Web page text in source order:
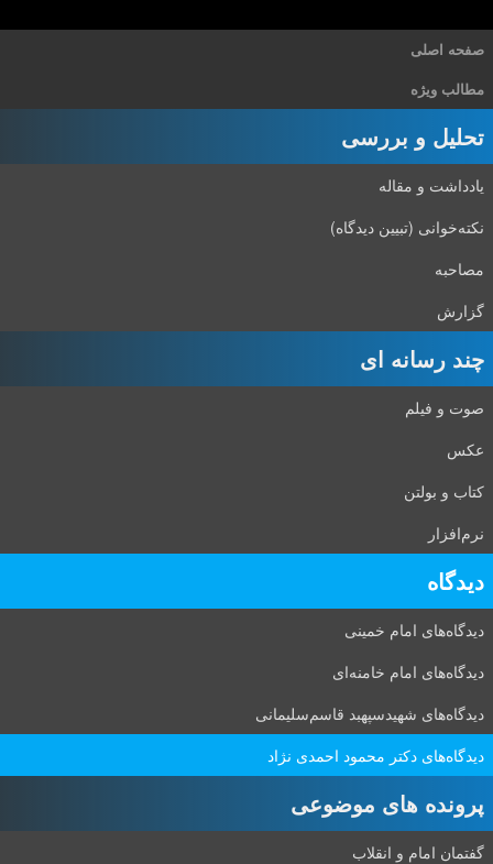
صفحه اصلی
مطالب ویژه
تحلیل و بررسی
یادداشت و مقاله
نکته‌خوانی (تبیین دیدگاه)
مصاحبه
گزارش
چند رسانه ای
صوت و فیلم
عکس
کتاب و بولتن
نرم‌افزار
دیدگاه‌
دیدگاه‌های امام خمینی
دیدگاه‌های امام خامنه‌ای
دیدگاه‌های شهید‌سپهبد قاسم‌سلیمانی
دیدگاه‌های دکتر محمود احمدی نژاد
پرونده های موضوعی
گفتمان امام و انقلاب